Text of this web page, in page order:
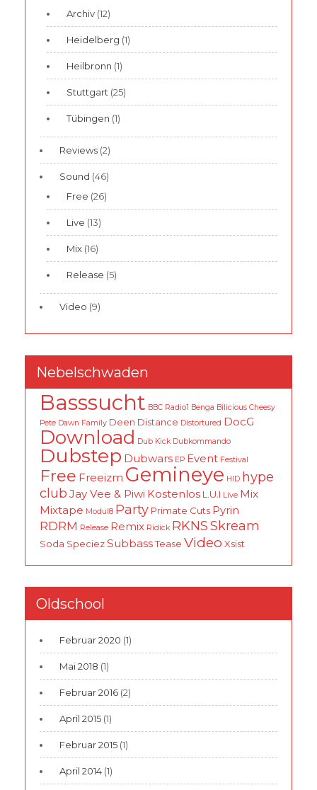
Archiv (12)
Heidelberg (1)
Heilbronn (1)
Stuttgart (25)
Tübingen (1)
Reviews (2)
Sound (46)
Free (26)
Live (13)
Mix (16)
Release (5)
Video (9)
Nebelschwaden
Basssucht BBC Radio1 Benga Bilicious Cheesy
Pete Dawn Family Deen Distance Distortured DocG
Download Dub Kick Dubkommando
Dubstep Dubwars EP Event Festival
Free Freeizm Gemineye HID hype
club Jay Vee & Piwi Kostenlos L.U.I Live Mix
Mixtape Modul8 Party Primate Cuts Pyrin
RDRM Release Remix Ridick RKNSSkream
Soda SpeciezSubbassTease Video Xsist
Oldschool
Februar 2020 (1)
Mai 2018 (1)
Februar 2016 (2)
April 2015 (1)
Februar 2015 (1)
April 2014 (1)